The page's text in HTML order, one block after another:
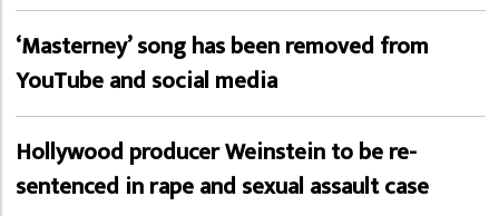
‘Masterney’ song has been removed from
YouTube and social media
Hollywood producer Weinstein to be re-
sentenced in rape and sexual assault case